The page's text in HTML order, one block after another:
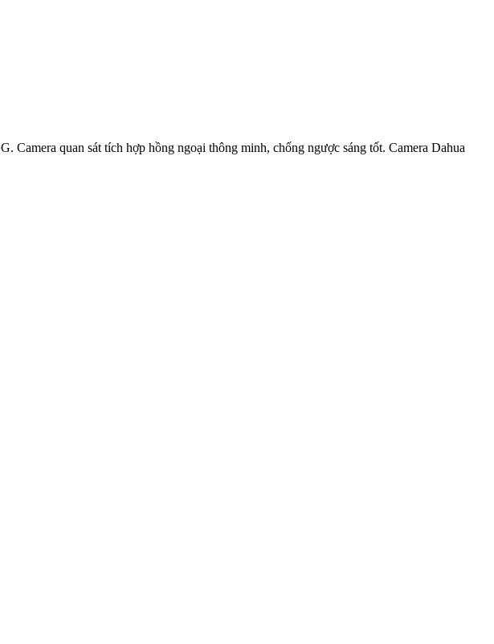
quan sát tích hợp hồng ngoại thông minh, chống ngược sáng tốt. Camera Dahua